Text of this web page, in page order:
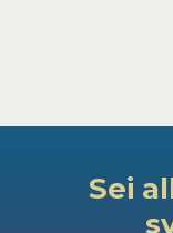
Sei